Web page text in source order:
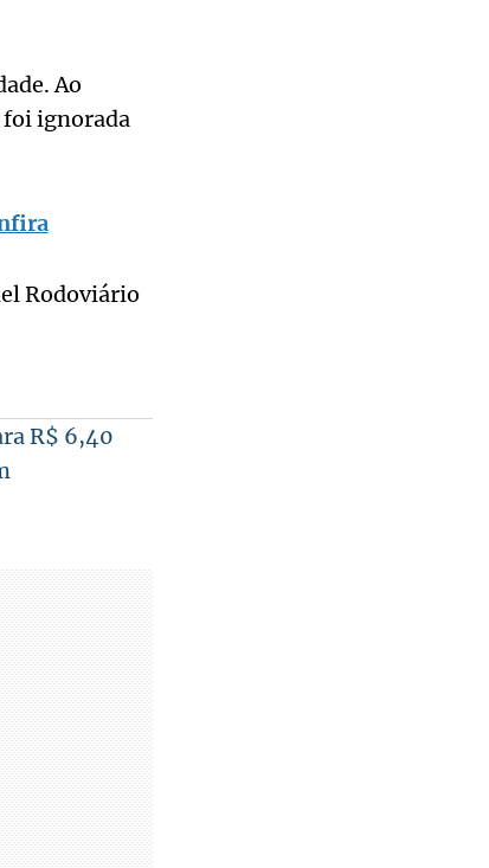
Ao
foi ignorada
Rodoviário
R$ 6,40